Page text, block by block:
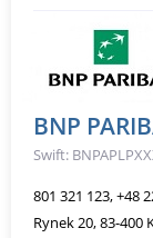
BNP
Swift:
801 321 123, +48
Rynek 20, 83-400